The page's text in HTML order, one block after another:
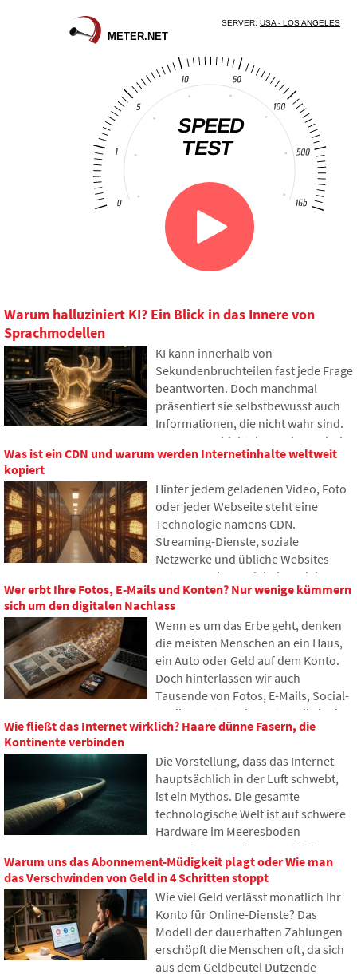
Warum halluziniert KI? Ein Blick in das Innere von
Sprachmodellen
KI kann innerhalb von
Sekundenbruchteilen fast jede Frage
beantworten. Doch manchmal
präsentiert sie selbstbewusst auch
Informationen, die nicht wahr sind.
Warum geschieht das und was sind
sogenannte KI-Halluzinationen? Im
Sprachmodelle funktionieren,
warum sie gelegentlich falsche
Antworten generieren und wie
Entwickler versuchen, dieses
Problem nach und nach zu
Was ist ein CDN und warum werden Internetinhalte weltweit
kopiert
Hinter jedem geladenen Video, Foto
oder jeder Webseite steht eine
Technologie namens CDN.
Streaming-Dienste, soziale
Netzwerke und übliche Websites
nutzen es, dennoch haben viele
Menschen noch nie davon gehört. Im
Artikel erklären wir, wofür diese
Abkürzung steht, wie sie
funktioniert, warum Internetinhalte
an verschiedenen Orten der Welt
gespeichert werden und warum das
heutige Internet kaum ohne sie
Wer erbt Ihre Fotos, E-Mails und Konten? Nur wenige kümmern
sich um den digitalen Nachlass
Wenn es um das Erbe geht, denken
die meisten Menschen an ein Haus,
ein Auto oder Geld auf dem Konto.
Doch hinterlassen wir auch
Tausende von Fotos, E-Mails, Social-
Media-Konten oder Daten, die in der
Cloud gespeichert sind. Was passiert
erhält Zugriff darauf? In diesem
Artikel betrachten wir, wie digitales
Erbe funktioniert, warum
Hinterbliebene mit den Daten
Probleme haben könnten und wie
Online-Spuren bringen kann.
Wie fließt das Internet wirklich? Haare dünne Fasern, die
Kontinente verbinden
Die Vorstellung, dass das Internet
hauptsächlich in der Luft schwebt,
ist ein Mythos. Die gesamte
technologische Welt ist auf schwere
Hardware im Meeresboden
angewiesen. In diesem Artikel
werden wir die Technologie der
Unterseekabel diskutieren. Sie
erfahren, wie Glasfasern
funktionieren, was das Verlegen von
Schiffen erfordert und wie sich die
Tiefen der Ozeane zu einem
Warum uns das Abonnement-Müdigkeit plagt oder Wie man
das Verschwinden von Geld in 4 Schritten stoppt
Wie viel Geld verlässt monatlich Ihr
Konto für Online-Dienste? Das
Modell der dauerhaften Zahlungen
erschöpft die Menschen oft, da sich
aus dem Geldbeutel Dutzende